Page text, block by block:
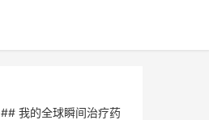
## 我的全球瞬间治疗药